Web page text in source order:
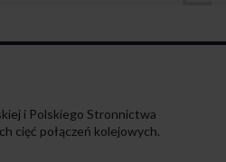
i Polskiego Stronnictwa
cięć połączeń kolejowych.